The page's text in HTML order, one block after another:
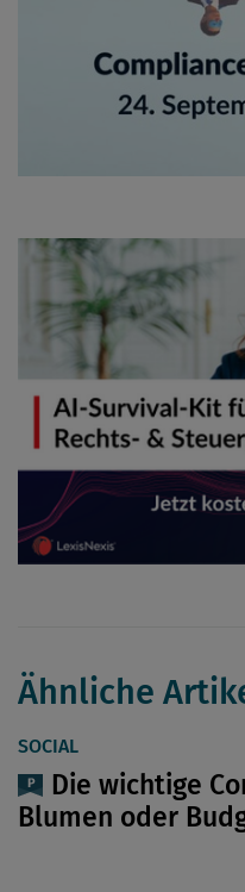
Ähnliche
SOCIAL
Die wichtige
Blumen oder